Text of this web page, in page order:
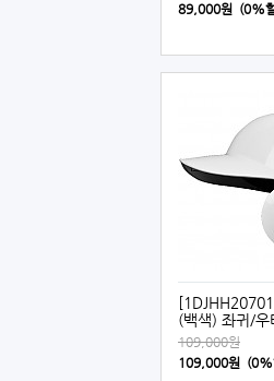
89,000원 (0%
(백색) 좌귀/우
109,000원
109,000원 (0%